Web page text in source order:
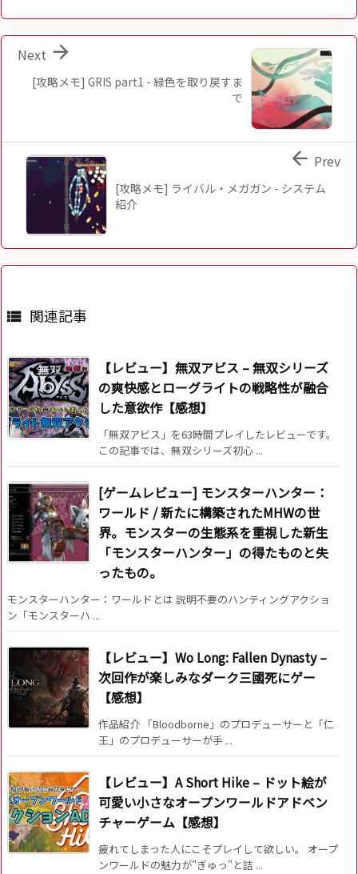
[攻略メモ] GRIS part1 - 緑色を取り戻すま
で

Next
[攻略メモ] ライバル・メガガン - システム
紹介
 Prev
 関連記事
【レビュー】無双アビス – 無双シリーズ
の爽快感とローグライトの戦略性が融合
した意欲作【感想】
「無双アビス」を63時間プレイしたレビューです。
この記事では、無双シリーズ初心 ...
[ゲームレビュー] モンスターハンター：
ワールド / 新たに構築されたMHWの世
界。モンスターの生態系を重視した新生
「モンスターハンター」の得たものと失
ったもの。
モンスターハンター：ワールドとは 説明不要のハンティングアクショ
ン「モンスターハ ...
【レビュー】Wo Long: Fallen Dynasty –
次回作が楽しみなダーク三國死にゲー
【感想】
作品紹介 「Bloodborne」のプロデューサーと「仁
王」のプロデューサーが手 ...
【レビュー】A Short Hike – ドット絵が
可愛い小さなオープンワールドアドベン
チャーゲーム【感想】
疲れてしまった人にこそプレイして欲しい。 オープ
ンワールドの魅力が"ぎゅっ"と詰 ...